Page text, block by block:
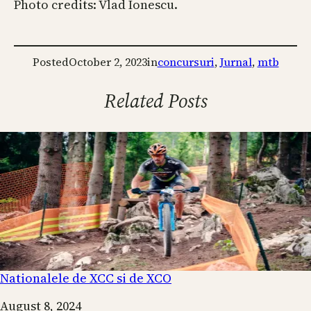
Photo credits: Vlad Ionescu.
PostedOctober 2, 2023inconcursuri, Jurnal, mtb
Related Posts
Nationalele de XCC si de XCO
Date
August 8, 2024